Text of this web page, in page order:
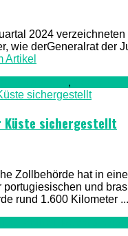
2024
wie derGeneralrat der
Artikel
,
Küste sichergestellt
Zollbehörde hat in
und
rund 1.600 Kilometer ...